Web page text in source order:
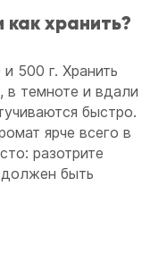
как хранить?
500 г. Хранить
в темноте и вдали
быстро.
ярче всего в
разотрите
быть